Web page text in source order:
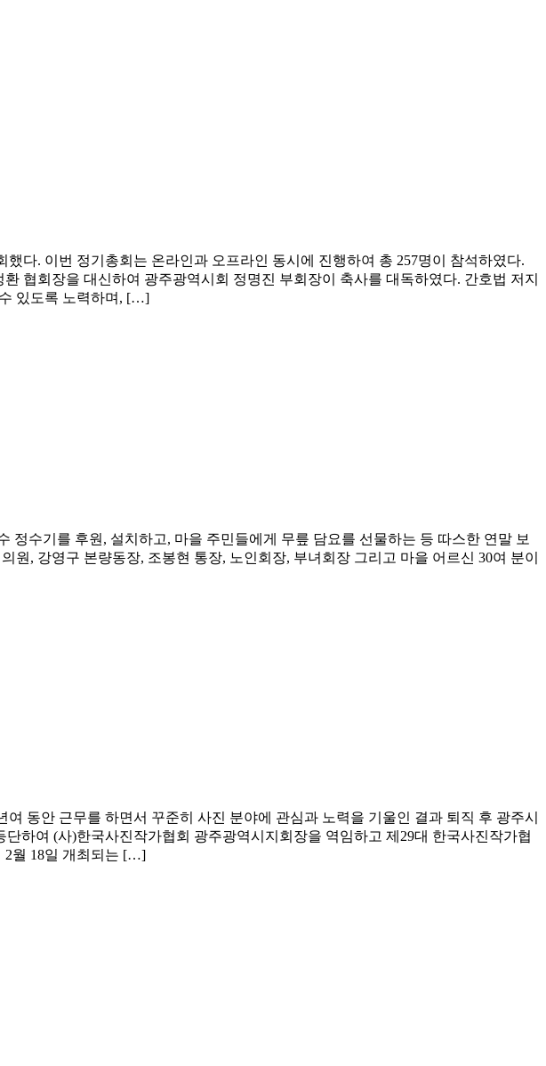
다. 이번 정기총회는 온라인과 오프라인 동시에 진행하여 총 257명이 참석하였다.
협회장을 대신하여 광주광역시회 정명진 부회장이 축사를 대독하였다. 간호법 저지
있도록 노력하며, […]
수기를 후원, 설치하고, 마을 주민들에게 무릎 담요를 선물하는 등 따스한 연말 보
, 강영구 본량동장, 조봉현 통장, 노인회장, 부녀회장 그리고 마을 어르신 30여 분이
동안 근무를 하면서 꾸준히 사진 분야에 관심과 노력을 기울인 결과 퇴직 후 광주시
하여 (사)한국사진작가협회 광주광역시지회장을 역임하고 제29대 한국사진작가협
2월 18일 개최되는 […]